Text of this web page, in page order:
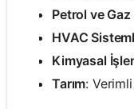
Petrol ve
HVAC
Kimyasal
Tarım: